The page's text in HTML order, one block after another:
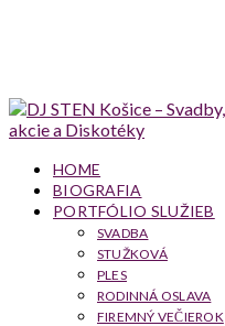
HOME
BIOGRAFIA
PORTFÓLIO SLUŽIEB
SVADBA
STUŽKOVÁ
PLES
RODINNÁ OSLAVA
FIREMNÝ VEČIEROK